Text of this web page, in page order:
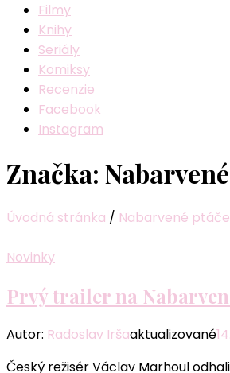
Filmy
Knihy
Seriály
Komiksy
Recenzie
Facebook
Instagram
Značka:
Úvodná stránka / Nabarvené ptáče
Novinky
Prvý trailer na
Autor: Radoslav Iršaaktualizované
Český režisér Václav Marhoul